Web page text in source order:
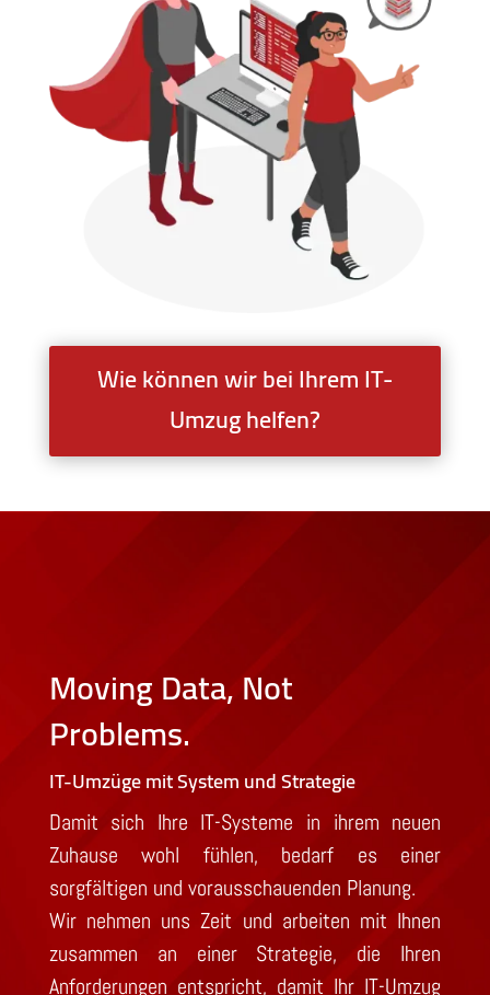
Wie können wir bei Ihrem IT-
Umzug helfen?
Moving Data, Not
Problems.
IT-Umzüge mit System und Strategie
Damit sich Ihre IT-Systeme in ihrem neuen
Zuhause wohl fühlen, bedarf es einer
sorgfältigen und vorausschauenden Planung.
Wir nehmen uns Zeit und arbeiten mit Ihnen
zusammen an einer Strategie, die Ihren
Anforderungen entspricht, damit Ihr IT-Umzug